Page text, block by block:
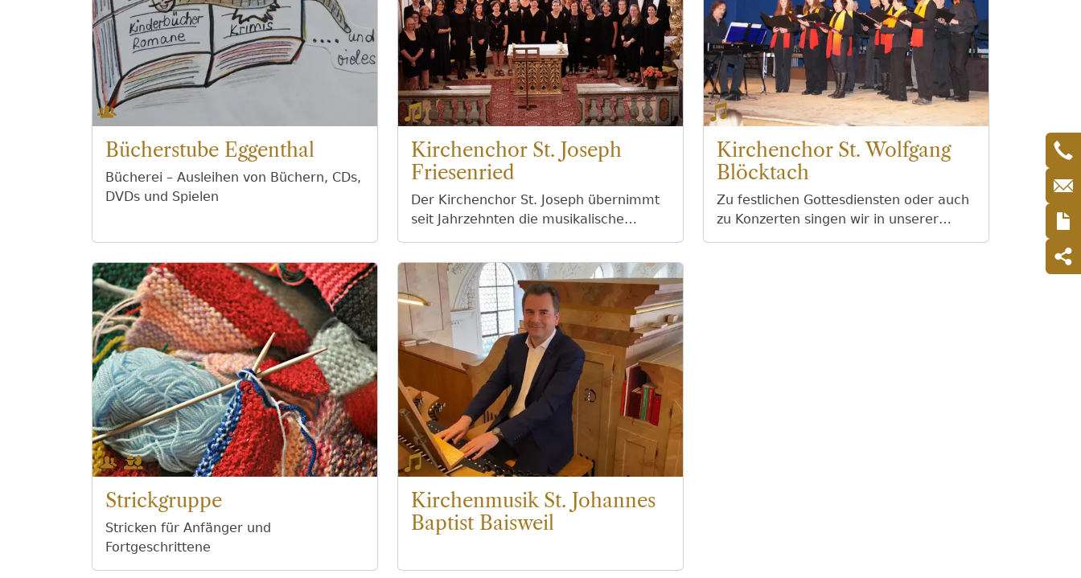
Bücherstube Eggenthal
Bücherei – Ausleihen von Büchern, CDs,
DVDs und Spielen
Kirchenchor St. Joseph
Friesenried
Der Kirchenchor St. Joseph übernimmt
seit Jahrzehnten die musikalische
Gestaltung der Festgottesdienste in der
Jahre ein großes Repertoire an
Orchester- und A capella-Messen
erarbeitet. Darüber hinaus veranstaltet
der Chor regelmäßig Konzerte mit
großen Werken der geistlichen
Chormusik (Bach, Mozart, Haydn,
Mendelssohn, Schütz, etc.), auch
außerhalb der eigenen Pfarrei. Neue
singbegeisterte Mitglieder sind jederzeit
willkommen. Probe ist jeden Freitag um
20.00 Uhr.
Kirchenchor St. Wolfgang
Blöcktach
Zu festlichen Gottesdiensten oder auch
zu Konzerten singen wir in unserer
Pfarrkirche St. Wolfgang. Unsere
Strickgruppe
Stricken für Anfänger und
Fortgeschrittene
Kirchenmusik St. Johannes
Baptist Baisweil